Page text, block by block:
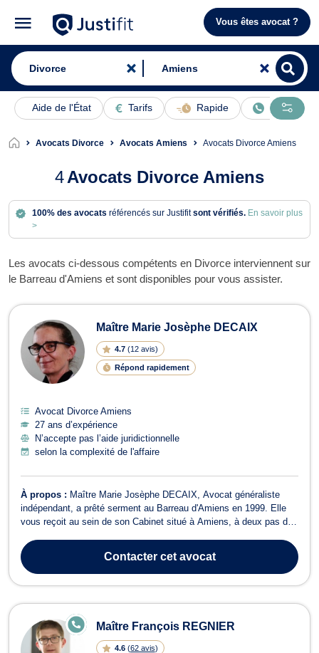
Vous êtes avocat ?
Aide de l'État Tarifs Rapide En ligne
Avocats Divorce Avocats Amiens Avocats Divorce Amiens
4Avocats Divorce Amiens
100% des avocats référencés sur Justifitsont vérifiés. En savoir plus
>
Les avocats ci-dessous compétents en Divorce interviennent sur
le Barreau d'Amiens et sont disponibles pour vous assister.
Avocats en Divorce à Amiens
Maître Marie Josèphe DECAIX
4.7 (12 avis)
Répond rapidement
Avocat Divorce Amiens
27 ans d’expérience
N’accepte pas l’aide juridictionnelle
selon la complexité de l'affaire
À propos : Maître Marie Josèphe DECAIX, Avocat généraliste
indépendant, a prêté serment au Barreau d'Amiens en 1999. Elle
vous reçoit au sein de son Cabinet situé à Amiens, à deux pas de
d'Amiens. Docteur d'Etat en droit privé, professeur associé à
l'Institut d'administration d...
Contactercet avocat
Maître François REGNIER
4.6 (62 avis)
E
N